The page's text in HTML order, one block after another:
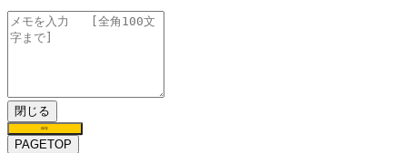
閉じる
保存
PAGETOP